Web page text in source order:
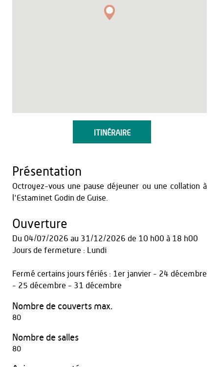
ITINÉRAIRE
Présentation
Octroyez-vous une pause déjeuner ou une collation à
l'Estaminet Godin de Guise.
Ouverture
Du 04/07/2026 au 31/12/2026 de 10 h00 à 18 h00
Jours de fermeture : Lundi
Fermé certains jours fériés : 1er janvier - 24 décembre
- 25 décembre - 31 décembre
Nombre de couverts max.
80
Nombre de salles
80